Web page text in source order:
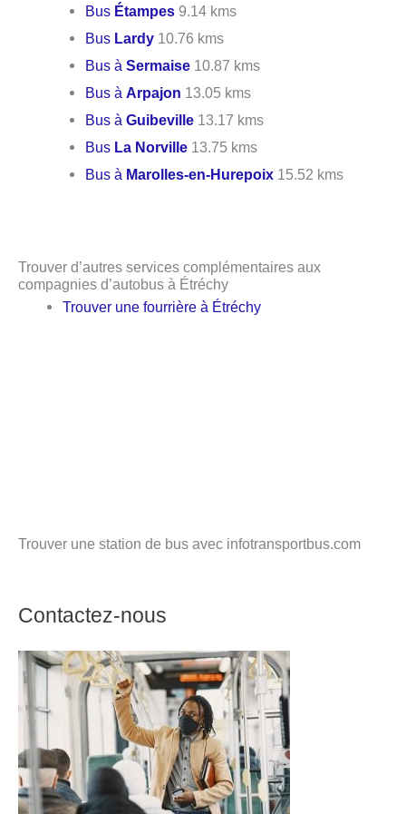
Bus Étampes 9.14 kms
Bus Lardy 10.76 kms
Bus àSermaise 10.87 kms
Bus àArpajon 13.05 kms
Bus àGuibeville 13.17 kms
Bus La Norville 13.75 kms
Bus à Marolles-en-Hurepoix 15.52 kms
Trouver d’autres services complémentaires aux
compagnies d’autobus à Étréchy
Trouver une fourrière à Étréchy
Trouver une station de bus avec infotransportbus.com
Contactez-nous